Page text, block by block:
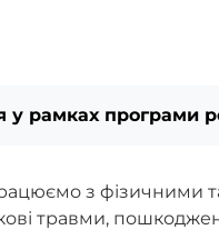
рамках програми
з фізичними
травми,